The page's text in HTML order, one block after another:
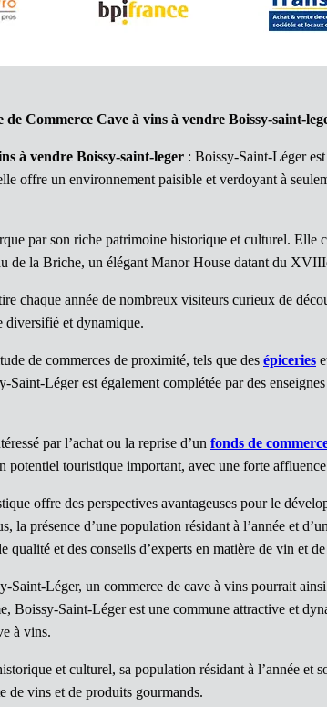
Commerce Cave à vins à vendre Boissy-saint-
à vendre Boissy-saint-leger : Boissy-Saint-Léger
offre un environnement paisible et verdoyant à
par son riche patrimoine historique et culturel.
de la Briche, un élégant Manor House datant du
chaque année de nombreux visiteurs curieux de
diversifié et dynamique.
de commerces de proximité, tels que des épiceries
Saint-Léger est également complétée par des
par l’achat ou la reprise d’un fonds de
potentiel touristique important, avec une forte
offre des perspectives avantageuses pour le
la présence d’une population résidant à l’année et
qualité et des conseils d’experts en matière de vin et
Saint-Léger, un commerce de cave à vins pourrait
Boissy-Saint-Léger est une commune attractive et
à vins.
et culturel, sa population résidant à l’année
de vins et de produits gourmands.